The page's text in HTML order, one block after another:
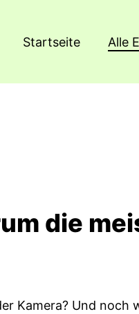
Startseite Alle
die
Kamera? Und noch